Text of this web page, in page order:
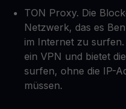
TON Proxy. Die
Netzwerk, das es
im Internet zu
ein VPN und bietet
surfen, ohne die IP-
müssen.